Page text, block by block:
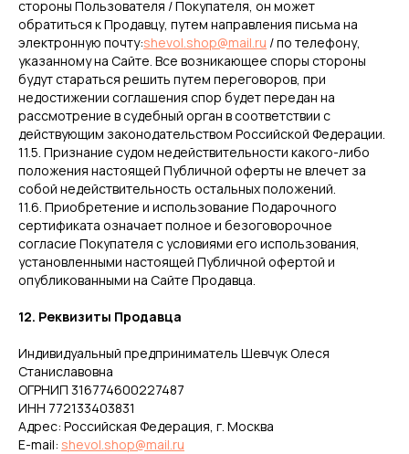
стороны Пользователя / Покупателя, он может
обратиться к Продавцу, путем направления письма на
электронную почту:shevol.shop@mail.ru / по телефону,
указанному на Сайте. Все возникающее споры стороны
будут стараться решить путем переговоров, при
недостижении соглашения спор будет передан на
рассмотрение в судебный орган в соответствии с
действующим законодательством Российской Федерации.
11.5. Признание судом недействительности какого-либо
положения настоящей Публичной оферты не влечет за
собой недействительность остальных положений.
11.6. Приобретение и использование Подарочного
сертификата означает полное и безоговорочное
согласие Покупателя с условиями его использования,
установленными настоящей Публичной офертой и
опубликованными на Сайте Продавца.
12. Реквизиты Продавца
Индивидуальный предприниматель Шевчук Олеся
Станиславовна
ОГРНИП 316774600227487
ИНН 772133403831
Адрес: Российская Федерация, г. Москва
E-mail: shevol.shop@mail.ru